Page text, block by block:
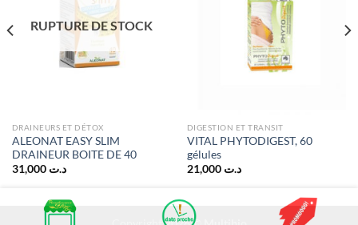
RUPTURE DE STOCK
DRAINEURS ET DÉTOX
ALEONAT EASY SLIM
DRAINEUR BOITE DE 40
د.ت 31,000
DIGESTION ET TRANSIT
VITAL PHYTODIGEST, 60
gélules
د.ت 21,000